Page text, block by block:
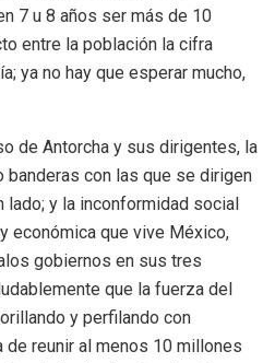
7 u 8 años ser más de 10
entre la población la cifra
ya no hay que esperar mucho,
de Antorcha y sus dirigentes, la
banderas con las que se dirigen
lado; y la inconformidad social
económica que vive México,
gobiernos en sus tres
que la fuerza del
y perfilando con
de reunir al menos 10 millones